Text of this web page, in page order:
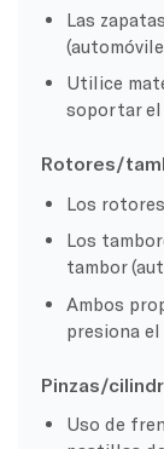
Las
Utilice
soportar el
Rotores/
Los
Los
tambor
Ambos
presiona
Pinzas/
Uso de